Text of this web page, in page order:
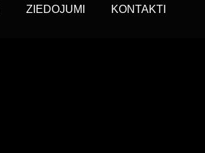
ZIEDOJUMI KONTAKTI